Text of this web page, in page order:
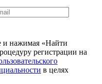
и нажимая «Найти
регистрации на
в целях